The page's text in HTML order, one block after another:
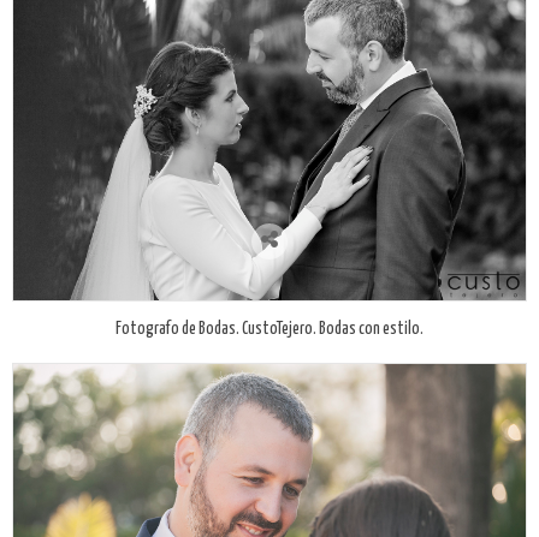
Fotografo de Bodas. CustoTejero. Bodas con estilo.